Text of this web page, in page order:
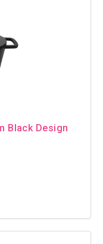
Black Design